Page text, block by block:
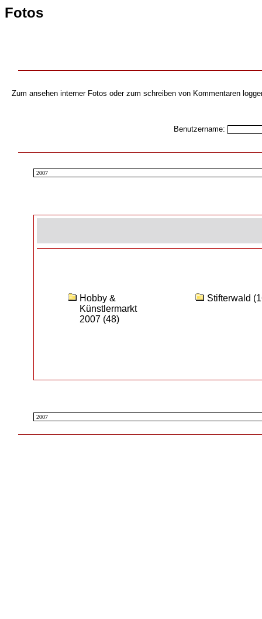
Fotos
Zum ansehen interner Fotos oder zum schreiben von Kommentaren
Benutzername:
Hobby &
Künstlermarkt
2007(48)
Stifterwald